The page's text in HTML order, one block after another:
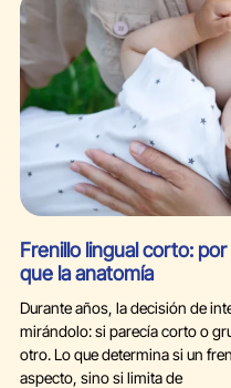
Frenillo lingual corto:
que la anatomía
Durante años, la decisión de
mirándolo: si parecía corto o
otro. Lo que determina si un
aspecto, sino si limita de